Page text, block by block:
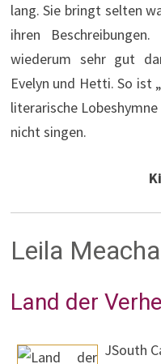
lang. Sie bringt selten
ihren
wiederum sehr gut
Evelyn und Hetti. So ist
literarische
nicht singen.
Leila
Land der
JSouth